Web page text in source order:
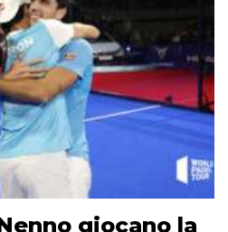
giocano la